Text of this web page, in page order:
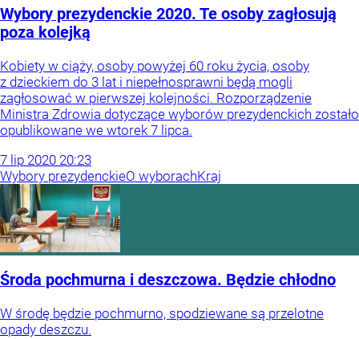
Wybory prezydenckie 2020. Te osoby zagłosują
poza kolejką
Kobiety w ciąży, osoby powyżej 60 roku życia, osoby
z dzieckiem do 3 lat i niepełnosprawni będą mogli
zagłosować w pierwszej kolejności. Rozporządzenie
Ministra Zdrowia dotyczące wyborów prezydenckich zostało
opublikowane we wtorek 7 lipca.
7 lip 2020 20:23
Wybory prezydenckieO wyborachKraj
Środa pochmurna i deszczowa. Będzie chłodno
W środę będzie pochmurno, spodziewane są przelotne
opady deszczu.